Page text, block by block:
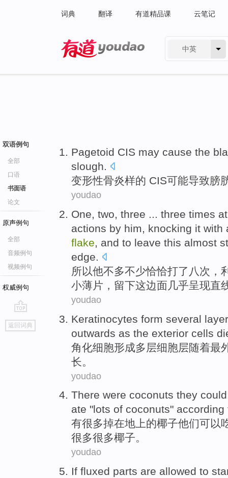
词典 翻译 有道精品课 云笔记
中英
双语例句
全部
口语
书面语
论文
原声例句
全部
音频例句
视频例句
权威例句
go
top
返回词典
Pagetoid CIS may cause the
slough.
变形性骨炎样的 CIS可能导致膀
youdao
One, two, three ... three times
actions by him, knocking it with
flake, and to leave this almost
edge.
所以他不多不少恰恰打了八次 ，
小薄片 ， 留下这边面 几乎呈现直
youdao
Keratinocytes form several
outwards as the exterior cells
角化细胞形成多层细胞层随着最
长 。
youdao
There were coconuts they could
ate "lots of coconuts" according
有很多掉在地上的椰子他们可以
很多很多椰子。
youdao
If fluxed parts are allowed to